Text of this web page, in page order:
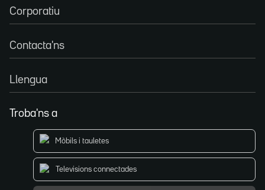
Corporatiu
Contacta'ns
Llengua
Troba'ns a
Mòbils i tauletes
Televisions connectades